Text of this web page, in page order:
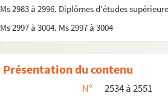
Ms 2983 à 2996. Diplômes d'études
Ms 2997 à 3004. Ms 2997 à 3004
Présentation du contenu
N°
2534 à 2551